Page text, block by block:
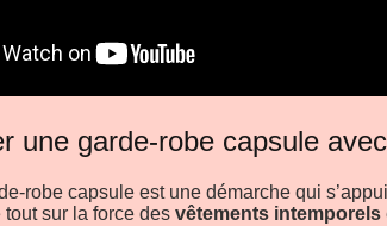
une garde-robe capsule
robe capsule est une démarche qui
sur la force des vêtements intemporels